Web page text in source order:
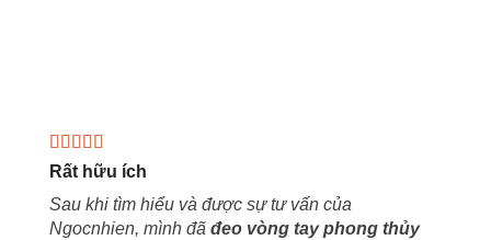
Rất hữu ích
Sau khi tìm hiểu và được sự tư vấn của
Ngocnhien, mình đã đeo vòng tay phong thủy